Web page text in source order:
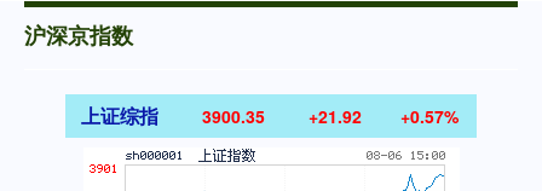
沪深京指数
上证综指 3900.35 +21.92 +0.57%